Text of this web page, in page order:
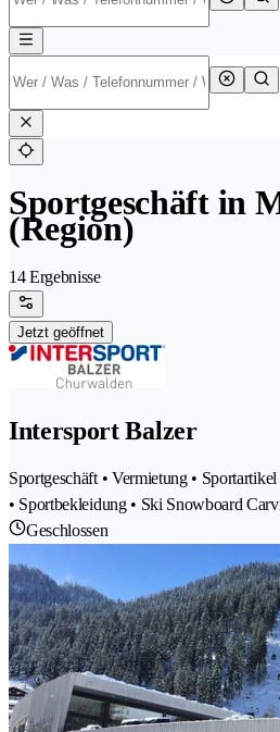
Sportgeschäft in
(Region)
14 Ergebnisse
Jetzt geöffnet
Intersport Balzer
Sportgeschäft • Vermietung •
• Sportbekleidung • Ski Snowboard
Geschlossen